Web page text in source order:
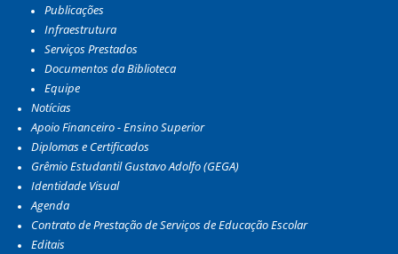
Publicações
Infraestrutura
Serviços Prestados
Documentos da Biblioteca
Equipe
Notícias
Apoio Financeiro - Ensino Superior
Diplomas e Certificados
Grêmio Estudantil Gustavo Adolfo (GEGA)
Identidade Visual
Agenda
Contrato de Prestação de Serviços de Educação Escolar
Editais